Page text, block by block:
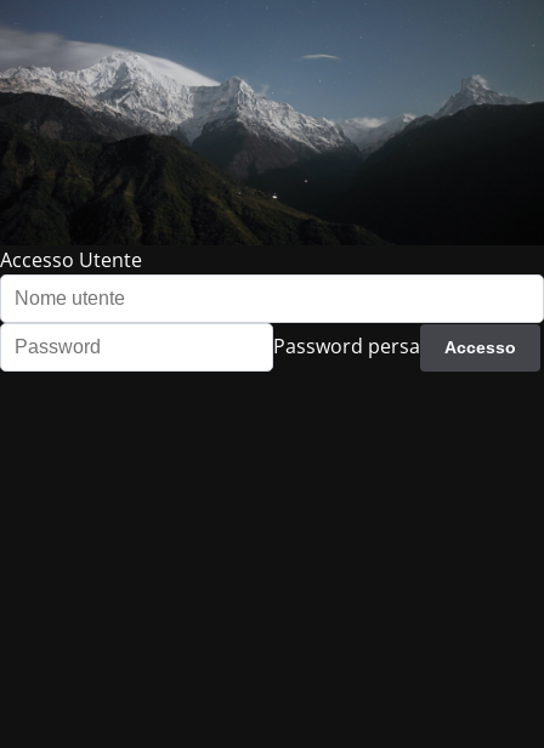
Accesso Utente
Password persa